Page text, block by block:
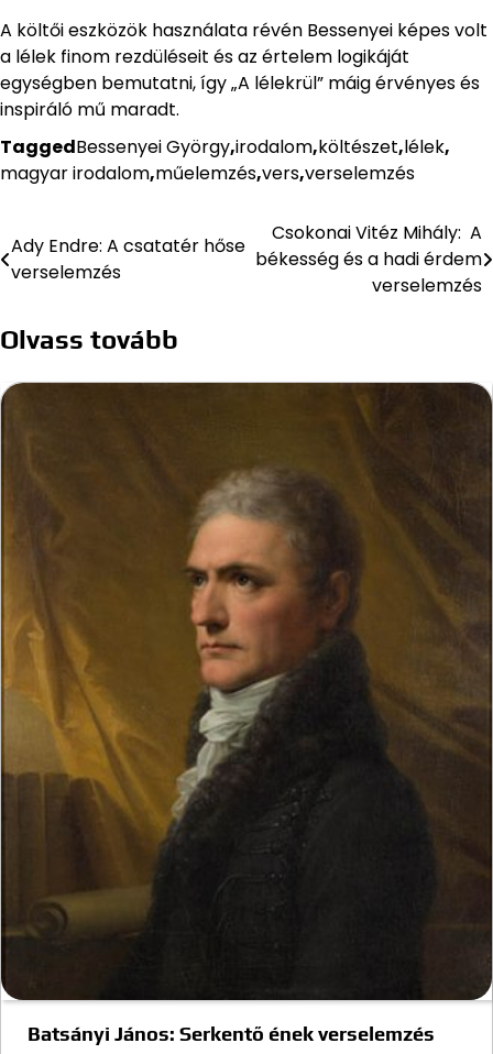
A költői eszközök használata révén Bessenyei képes volt
a lélek finom rezdüléseit és az értelem logikáját
egységben bemutatni, így „A lélekrül” máig érvényes és
inspiráló mű maradt.
TaggedBessenyei György,irodalom,költészet,lélek,
magyar irodalom,műelemzés,vers,verselemzés
Bejegyzés
navigáció
Ady Endre: A csatatér hőse
verselemzés
Csokonai Vitéz Mihály: A
békesség és a hadi érdem
verselemzés
Olvass tovább
Batsányi János: Serkentő ének verselemzés